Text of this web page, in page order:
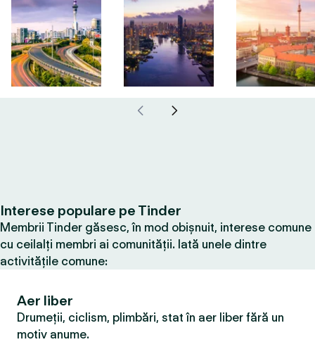
Interese populare pe Tinder
Membrii Tinder găsesc, în mod obișnuit, interese comune
cu ceilalți membri ai comunității. Iată unele dintre
activitățile comune:
Aer liber
Drumeții, ciclism, plimbări, stat în aer liber fără un
motiv anume.